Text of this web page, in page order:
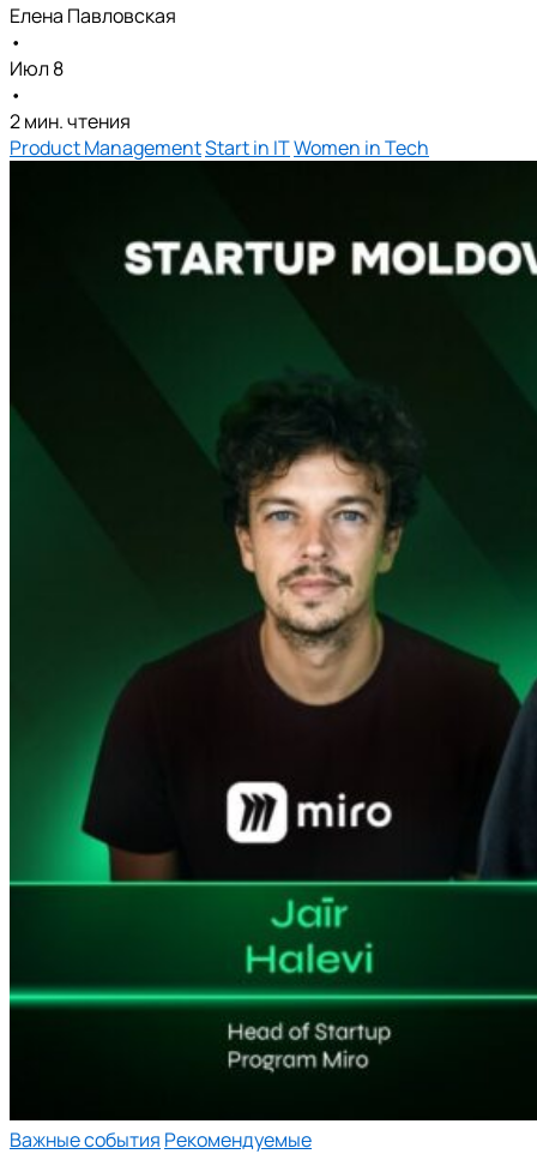
Елена Павловская
•
Июл 8
•
2 мин. чтения
Product ManagementStart in ITWomen in Tech
Важные события Рекомендуемые